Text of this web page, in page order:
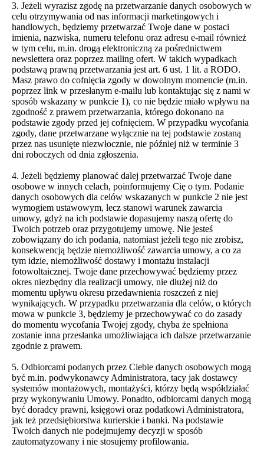
3. Jeżeli wyrazisz zgodę na przetwarzanie danych osobowych w
celu otrzymywania od nas informacji marketingowych i
handlowych, będziemy przetwarzać Twoje dane w postaci
imienia, nazwiska, numeru telefonu oraz adresu e-mail również
w tym celu, m.in. drogą elektroniczną za pośrednictwem
newslettera oraz poprzez mailing ofert. W takich wypadkach
podstawą prawną przetwarzania jest art. 6 ust. 1 lit. a RODO.
Masz prawo do cofnięcia zgody w dowolnym momencie (m.in.
poprzez link w przesłanym e-mailu lub kontaktując się z nami w
sposób wskazany w punkcie 1), co nie będzie miało wpływu na
zgodność z prawem przetwarzania, którego dokonano na
podstawie zgody przed jej cofnięciem. W przypadku wycofania
zgody, dane przetwarzane wyłącznie na tej podstawie zostaną
przez nas usunięte niezwłocznie, nie później niż w terminie 3
dni roboczych od dnia zgłoszenia.
4. Jeżeli będziemy planować dalej przetwarzać Twoje dane
osobowe w innych celach, poinformujemy Cię o tym. Podanie
danych osobowych dla celów wskazanych w punkcie 2 nie jest
wymogiem ustawowym, lecz stanowi warunek zawarcia
umowy, gdyż na ich podstawie dopasujemy naszą ofertę do
Twoich potrzeb oraz przygotujemy umowę. Nie jesteś
zobowiązany do ich podania, natomiast jeżeli tego nie zrobisz,
konsekwencją będzie niemożliwość zawarcia umowy, a co za
tym idzie, niemożliwość dostawy i montażu instalacji
fotowoltaicznej. Twoje dane przechowywać będziemy przez
okres niezbędny dla realizacji umowy, nie dłużej niż do
momentu upływu okresu przedawnienia roszczeń z niej
wynikających. W przypadku przetwarzania dla celów, o których
mowa w punkcie 3, będziemy je przechowywać co do zasady
do momentu wycofania Twojej zgody, chyba że spełniona
zostanie inna przesłanka umożliwiająca ich dalsze przetwarzanie
zgodnie z prawem.
5. Odbiorcami podanych przez Ciebie danych osobowych mogą
być m.in. podwykonawcy Administratora, tacy jak dostawcy
systemów montażowych, montażyści, którzy będą współdziałać
przy wykonywaniu Umowy. Ponadto, odbiorcami danych mogą
być doradcy prawni, księgowi oraz podatkowi Administratora,
jak też przedsiębiorstwa kurierskie i banki. Na podstawie
Twoich danych nie podejmujemy decyzji w sposób
zautomatyzowany i nie stosujemy profilowania.